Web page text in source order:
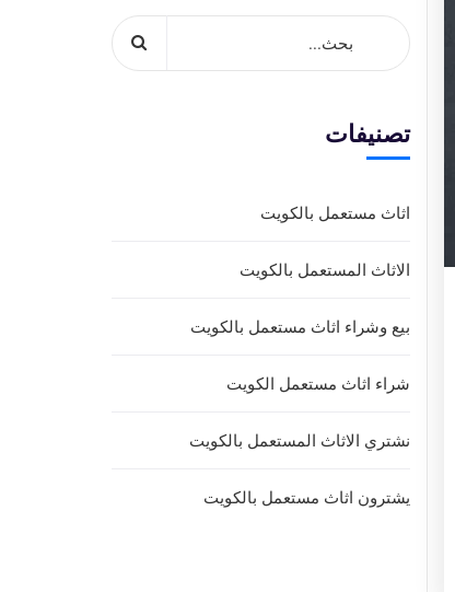
تصنيفات
اثاث مستعمل بالكويت
الاثاث المستعمل بالكويت
بيع وشراء اثاث مستعمل بالكويت
شراء اثاث مستعمل الكويت
نشتري الاثاث المستعمل بالكويت
يشترون اثاث مستعمل بالكويت